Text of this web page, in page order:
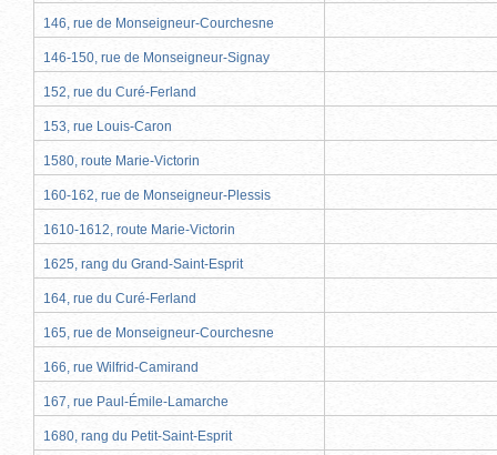
146, rue de Monseigneur-Courchesne
146-150, rue de Monseigneur-Signay
152, rue du Curé-Ferland
153, rue Louis-Caron
1580, route Marie-Victorin
160-162, rue de Monseigneur-Plessis
1610-1612, route Marie-Victorin
1625, rang du Grand-Saint-Esprit
164, rue du Curé-Ferland
165, rue de Monseigneur-Courchesne
166, rue Wilfrid-Camirand
167, rue Paul-Émile-Lamarche
1680, rang du Petit-Saint-Esprit